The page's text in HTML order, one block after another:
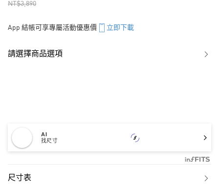
NT$3,890
App 結帳可享專屬活動優惠價 立即下載
請選擇商品選項
AI
找尺寸
尺寸表